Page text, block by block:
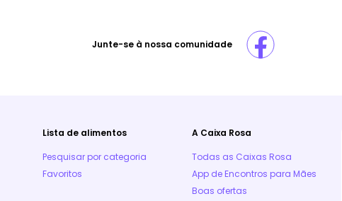
Junte-se à nossa comunidade
Lista de alimentos
Pesquisar por categoria
Favoritos
A Caixa Rosa
Todas as Caixas Rosa
App de Encontros para Mães
Boas ofertas